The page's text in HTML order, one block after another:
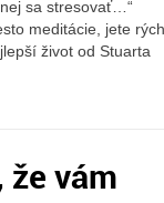
sa stresovať…“
meditácie, jete
život od Stuarta
vám